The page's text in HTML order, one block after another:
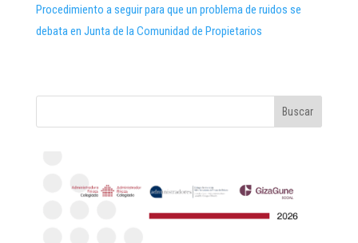
Procedimiento a seguir para que un problema de ruidos se
debata en Junta de la Comunidad de Propietarios